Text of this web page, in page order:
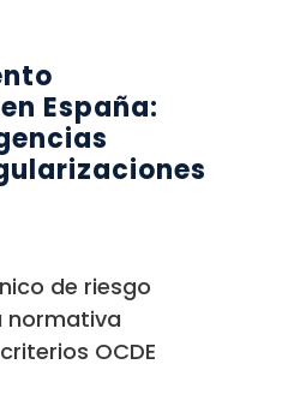
España:
de riesgo
normativa
OCDE